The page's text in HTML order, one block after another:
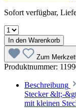
Sofort verfügbar,
In den Warenkorb
Zum
Produktnummer:
Beschreibung
Stecker &lt;-
mit kleinen